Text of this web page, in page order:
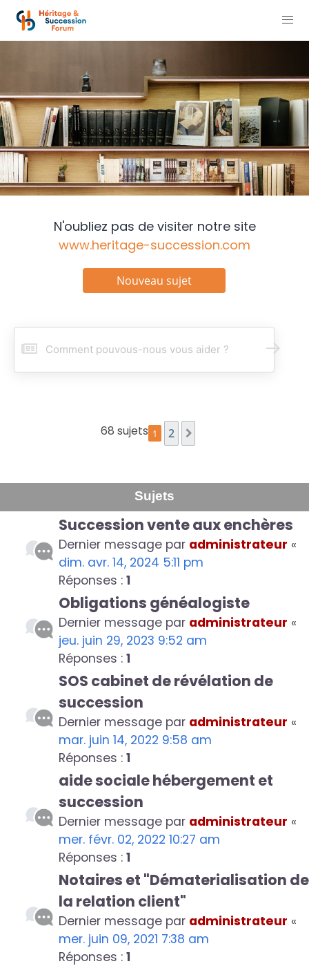
N'oubliez pas de visiter notre site
www.heritage-succession.com
Nouveau sujet
R
68 sujets 1 2 Suivant
Sujets
Succession vente aux enchères
Dernier message par administrateur «
dim. avr. 14, 2024 5:11 pm
Réponses : 1
Obligations généalogiste
Dernier message par administrateur «
jeu. juin 29, 2023 9:52 am
Réponses : 1
SOS cabinet de révélation de
succession
Dernier message par administrateur «
mar. juin 14, 2022 9:58 am
Réponses : 1
aide sociale hébergement et
succession
Dernier message par administrateur «
mer. févr. 02, 2022 10:27 am
Réponses : 1
Notaires et "Dématerialisation de
la relation client"
Dernier message par administrateur «
mer. juin 09, 2021 7:38 am
Réponses : 1